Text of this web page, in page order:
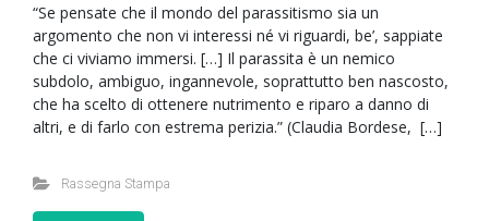
“Se pensate che il mondo del parassitismo sia un
argomento che non vi interessi né vi riguardi, be’, sappiate
che ci viviamo immersi. […] Il parassita è un nemico
subdolo, ambiguo, ingannevole, soprattutto ben nascosto,
che ha scelto di ottenere nutrimento e riparo a danno di
altri, e di farlo con estrema perizia.” (Claudia Bordese, […]
Rassegna Stampa